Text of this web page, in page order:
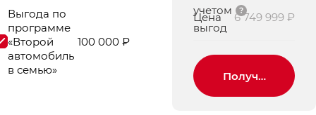
100 000 ₽
Выгода по
программе
«Второй
автомобиль
в семью»
учетом
выгод
Цена
6 749 999 ₽
Получить